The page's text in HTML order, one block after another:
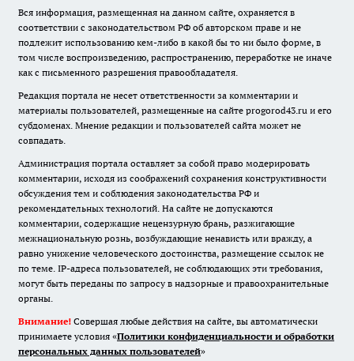
Вся информация, размещенная на данном сайте, охраняется в
соответствии с законодательством РФ об авторском праве и не
подлежит использованию кем-либо в какой бы то ни было форме, в
том числе воспроизведению, распространению, переработке не иначе
как с письменного разрешения правообладателя.
Редакция портала не несет ответственности за комментарии и
материалы пользователей, размещенные на сайте progorod43.ru и его
субдоменах. Мнение редакции и пользователей сайта может не
совпадать.
Администрация портала оставляет за собой право модерировать
комментарии, исходя из соображений сохранения конструктивности
обсуждения тем и соблюдения законодательства РФ и
рекомендательных технологий. На сайте не допускаются
комментарии, содержащие нецензурную брань, разжигающие
межнациональную рознь, возбуждающие ненависть или вражду, а
равно унижение человеческого достоинства, размещение ссылок не
по теме. IP-адреса пользователей, не соблюдающих эти требования,
могут быть переданы по запросу в надзорные и правоохранительные
органы.
Внимание! Совершая любые действия на сайте, вы автоматически
принимаете условия «Политики конфиденциальности и обработки
персональных данных пользователей»